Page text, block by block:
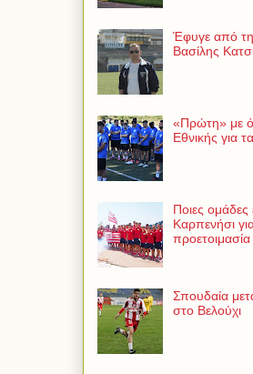
Έφυγε από
Βασίλης
«Πρώτη» με
Εθνικής για
Ποιες ομάδες
Καρπενήσι
προετοιμασία
Σπουδαία
στο Βελούχι